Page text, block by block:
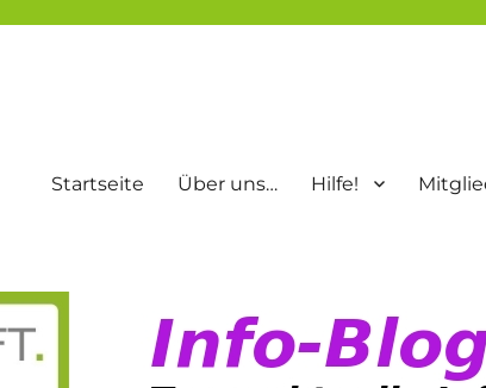
Startseite Über uns… Hilfe!